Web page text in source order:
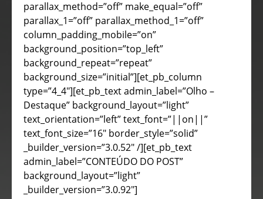
parallax_method=”off” make_equal=”off”
parallax_1=”off” parallax_method_1=”off”
column_padding_mobile=”on”
background_position=”top_left”
background_repeat=”repeat”
background_size=”initial”][et_pb_column
type=”4_4″][et_pb_text admin_label=”Olho –
Destaque” background_layout=”light”
text_orientation=”left” text_font=”||on||”
text_font_size=”16″ border_style=”solid”
_builder_version=”3.0.52″ /][et_pb_text
admin_label=”CONTEÚDO DO POST”
background_layout=”light”
_builder_version=”3.0.92″]